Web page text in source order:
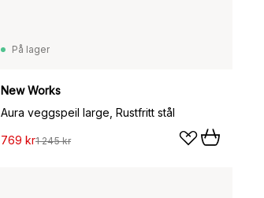
På lager
New Works
Aura veggspeil large, Rustfritt stål
769 kr1 245 kr